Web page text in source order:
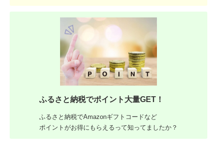
ふるさと納税でポイント大量GET！
ふるさと納税でAmazonギフトコードなど
ポイントがお得にもらえるって知ってましたか？